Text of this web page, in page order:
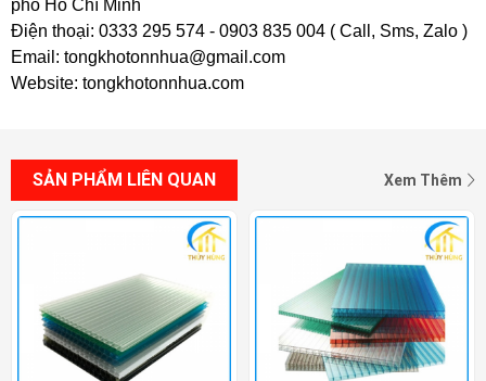
phố Hồ Chí Minh
Điện thoại: 0333 295 574 - 0903 835 004 ( Call, Sms, Zalo )
Email: tongkhotonnhua@gmail.com
Website: tongkhotonnhua.com
SẢN PHẨM LIÊN QUAN Xem Thêm